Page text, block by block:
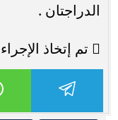
الدراجتان .
 تم إتخاذ الإجراءات القانونية.